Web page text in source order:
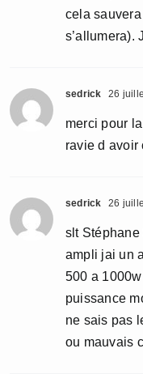
cela
s’allumera).
sedrick 26
merci pour
ravie d avoir
sedrick 26
slt
ampli jai un
500 a
puissance
ne sais pas
ou mauvais